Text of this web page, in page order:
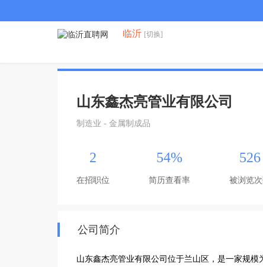
临沂 [切换]
山东鑫杰亮管业有限公司
制造业 - 金属制成品
2
在招职位
54%
简历查看率
526
被浏览
公司简介
山东鑫杰亮管业有限公司位于兰山区，是一家规